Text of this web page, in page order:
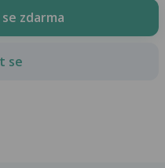
zdarma
se